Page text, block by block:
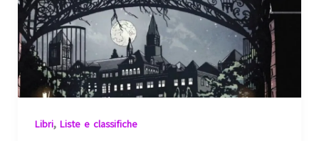
Libri, Liste e classifiche